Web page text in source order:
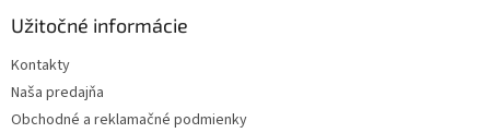
Užitočné informácie
Kontakty
Naša predajňa
Obchodné a reklamačné podmienky